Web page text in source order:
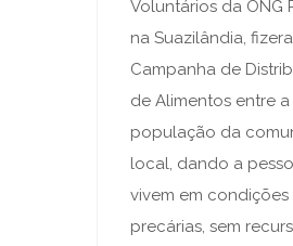
Voluntários da ONG
na Suazilândia,
Campanha de
de Alimentos entre a
população da
local, dando a
vivem em condições
precárias, sem